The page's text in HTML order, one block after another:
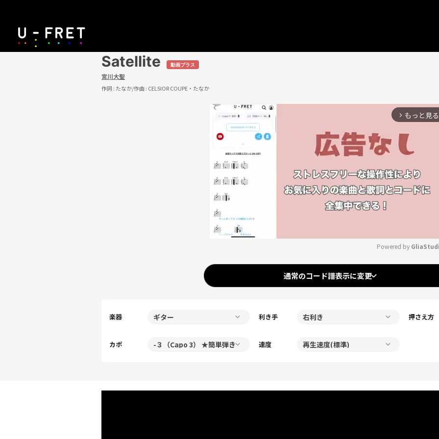
Satellite 動画プラス
宮川大聖
作詞 : たなか/作曲 : CELSIOR COUPE・たなか
arrow_forward_ios もっと見る
Powered by
通常のコード譜表示に変更
楽器 利き手 押さえ方
カポ 速度